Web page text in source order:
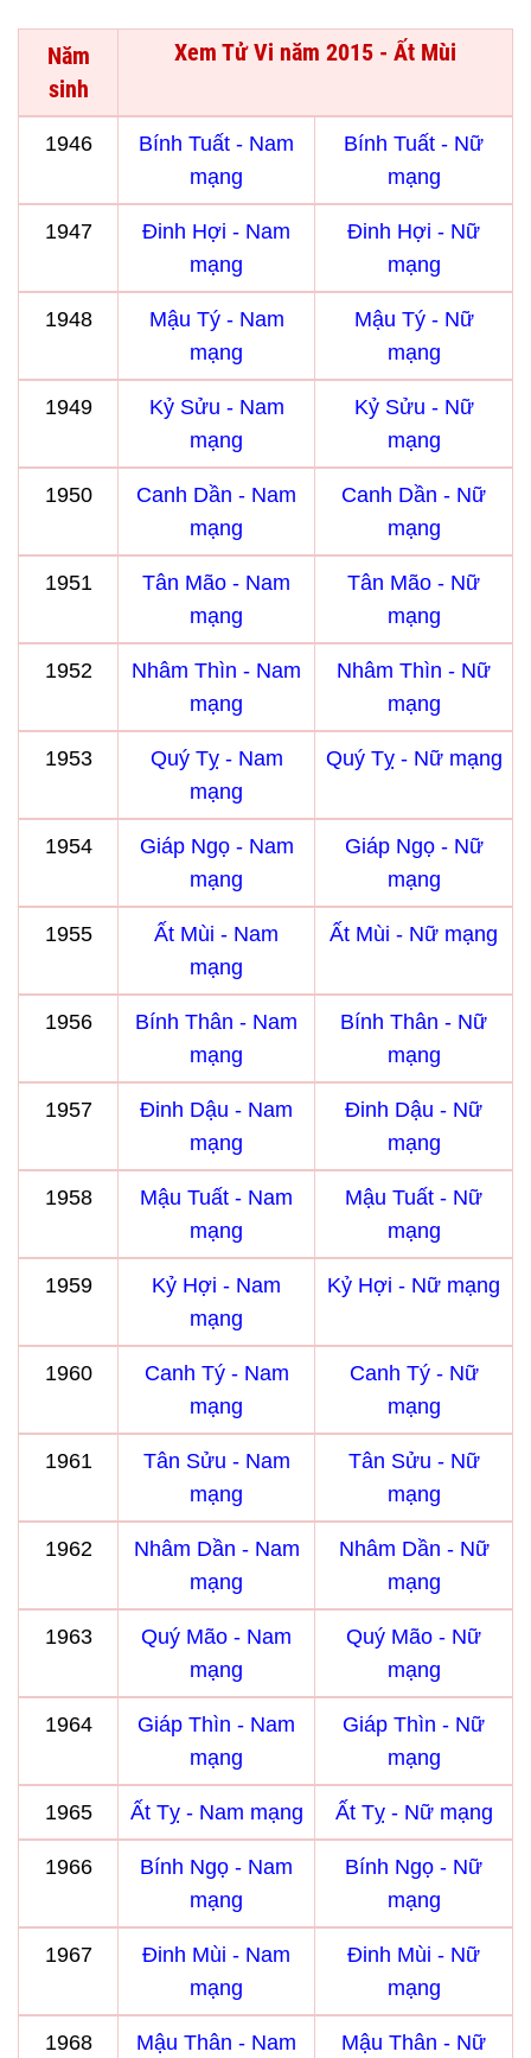
Năm
sinh
Xem Tử Vi năm 2015 - Ất Mùi
1946
Bính Tuất - Nam
mạng
Bính Tuất - Nữ
mạng
1947
Đinh Hợi - Nam
mạng
Đinh Hợi - Nữ
mạng
1948
Mậu Tý - Nam
mạng
Mậu Tý - Nữ
mạng
1949
Kỷ Sửu - Nam
mạng
Kỷ Sửu - Nữ
mạng
1950
Canh Dần - Nam
mạng
Canh Dần - Nữ
mạng
1951
Tân Mão - Nam
mạng
Tân Mão - Nữ
mạng
1952
Nhâm Thìn - Nam
mạng
Nhâm Thìn - Nữ
mạng
1953
Quý Tỵ - Nam
mạng
Quý Tỵ - Nữ mạng
1954
Giáp Ngọ - Nam
mạng
Giáp Ngọ - Nữ
mạng
1955
Ất Mùi - Nam
mạng
Ất Mùi - Nữ mạng
1956
Bính Thân - Nam
mạng
Bính Thân - Nữ
mạng
1957
Đinh Dậu - Nam
mạng
Đinh Dậu - Nữ
mạng
1958
Mậu Tuất - Nam
mạng
Mậu Tuất - Nữ
mạng
1959
Kỷ Hợi - Nam
mạng
Kỷ Hợi - Nữ mạng
1960
Canh Tý - Nam
mạng
Canh Tý - Nữ
mạng
1961
Tân Sửu - Nam
mạng
Tân Sửu - Nữ
mạng
1962
Nhâm Dần - Nam
mạng
Nhâm Dần - Nữ
mạng
1963
Quý Mão - Nam
mạng
Quý Mão - Nữ
mạng
1964
Giáp Thìn - Nam
mạng
Giáp Thìn - Nữ
mạng
1965 Ất Tỵ - Nam mạng Ất Tỵ - Nữ mạng
1966
Bính Ngọ - Nam
mạng
Bính Ngọ - Nữ
mạng
1967
Đinh Mùi - Nam
mạng
Đinh Mùi - Nữ
mạng
1968 Mậu Thân - Nam Mậu Thân - Nữ